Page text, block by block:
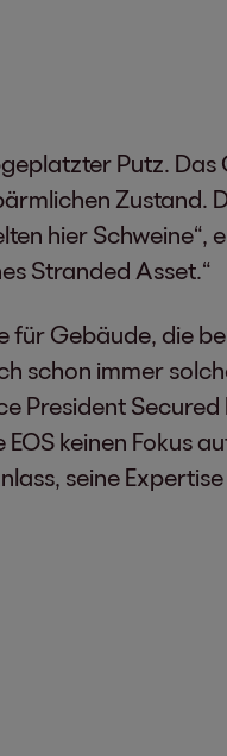
Putz. Das
Zustand.
hier
Stranded Asset.“
Gebäude, die
schon immer
President
keinen Fokus
seine